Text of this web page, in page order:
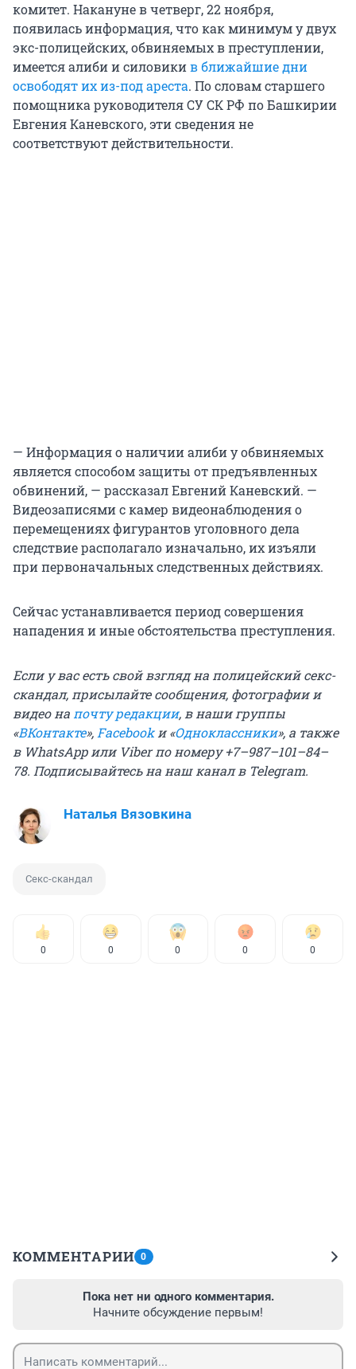
комитет. Накануне в четверг, 22 ноября,
появилась информация, что как минимум у двух
экс-полицейских, обвиняемых в преступлении,
имеется алиби и силовикив ближайшие дни
освободят их из-под ареста. По словам старшего
помощника руководителя СУ СК РФ по Башкирии
Евгения Каневского, эти сведения не
соответствуют действительности.
— Информация о наличии алиби у обвиняемых
является способом защиты от предъявленных
обвинений, — рассказал Евгений Каневский. —
Видеозаписями с камер видеонаблюдения о
перемещениях фигурантов уголовного дела
следствие располагало изначально, их изъяли
при первоначальных следственных действиях.
Сейчас устанавливается период совершения
нападения и иные обстоятельства преступления.
Если у вас есть свой взгляд на полицейский секс-
скандал, присылайте сообщения, фотографии и
видео напочту редакции, в наши группы
«ВКонтакте»,Facebookи «Одноклассники», а также
в WhatsApp или Viber по номеру +7–987–101–84–
78. Подписывайтесь на наш канал в Telegram.
Наталья Вязовкина
Секс-скандал
0 0 0 0 0
КОММЕНТАРИИ 0
Пока нет ни одного комментария.
Начните обсуждение первым!